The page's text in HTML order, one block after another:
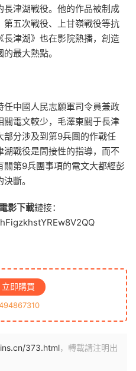
津湖戰役。他的作品被制成
五次戰役、上甘嶺戰役等抗
津湖》也在影院熱播，創造
最大熱點。
中國人民志願軍司令員兼政
電文較少，毛澤東關于長津
分涉及到第9兵團的作戰任
戰役是間接性的指導，而不
第9兵團事項的電文大都經彭
斷。
影下載鏈接：
立即購買
373.html，轉載請注明出